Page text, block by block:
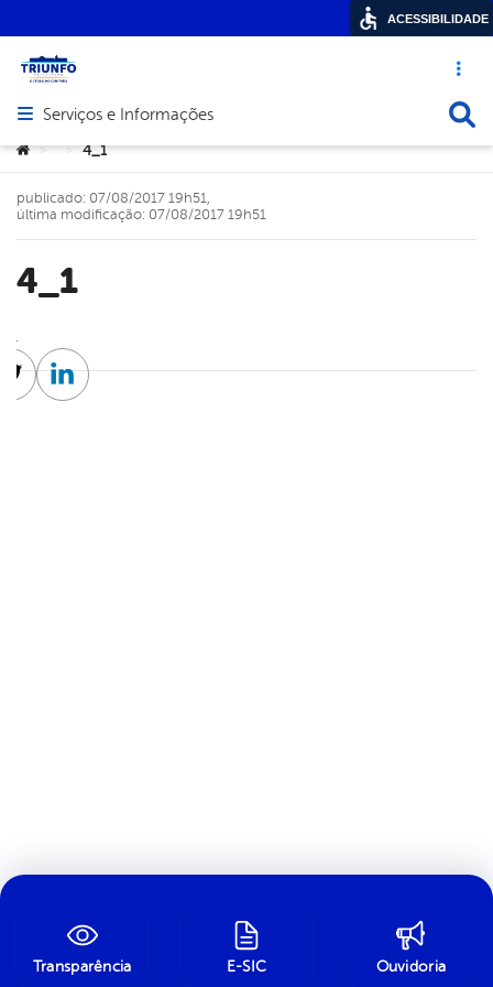
Acesso
Abrir menu principal de navegação
Serviços e Informações
Você está aqui:
> > 4_1
4_1
publicado: 07/08/2017 19h51,
última modificação: 07/08/2017 19h51
TwitterLinkedin
Transparência E-SIC Ouvidoria
ACESSIBILIDADE